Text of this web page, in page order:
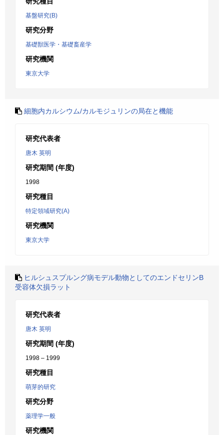
基盤研究(B)
研究分野
基礎獣医学・基礎畜産学
研究機関
東京大学
細胞内カルシウム/カルモジュリンの局在と機能
研究代表者
唐木 英明
研究期間 (年度)
1998
研究種目
特定領域研究(A)
研究機関
東京大学
ヒルシュスプルング病モデル動物としてのエンドセリンB
受容体欠損ラット
研究代表者
唐木 英明
研究期間 (年度)
1998 – 1999
研究種目
萌芽的研究
研究分野
薬理学一般
研究機関